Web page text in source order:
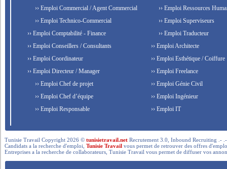
›› Emploi Commercial / Agent Commercial
›› Emploi Technico-Commercial
›› Emploi Comptabilité - Finance
›› Emploi Conseillers / Consultants
›› Emploi Coordinateur
›› Emploi Directeur / Manager
›› Emploi Chef de projet
›› Emploi Chef d’équipe
›› Emploi Responsable
›› Emploi Ressources
›› Emploi Superviseurs
›› Emploi Traducteur
›› Emploi Architecte
›› Emploi Esthétique / Coiffure
›› Emploi Freelance
›› Emploi Génie Civil
›› Emploi Ingénieur
›› Emploi IT
Tunisie Travail Copyright 2026 ©tunisietravail.net Recrutement 3.0, Inbound Recruiting .-
Candidats a la recherche d'emploi,Tunisie Travail vous permet de retrouver des offres
Entreprises a la recherche de collaborateurs, Tunisie Travail vous permet de diffuser vos